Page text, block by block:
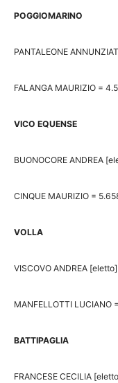
POGGIOMARINO
PANTALEONE
FALANGA MAURIZIO =
VICO EQUENSE
BUONOCORE ANDREA
CINQUE MAURIZIO =
VOLLA
VISCOVO ANDREA
MANFELLOTTI
BATTIPAGLIA
FRANCESE CECILIA